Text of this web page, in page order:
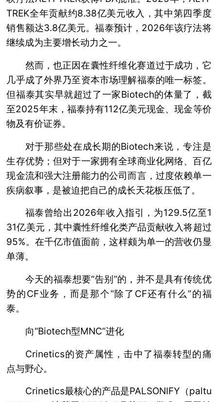
TREK全年贡献约8.38亿美元收入，其中第四季度
销售额达3.8亿美元。福泰预计，2026年该疗法将
继续成为主要增长动力之一。
然而，也正因在囊性纤维化赛道过于成功，它
几乎成了外界乃至资本市场理解福泰的唯一标签。
但福泰其实早就超过了一家Biotech的体量了，截
至2025年末，福泰持有112亿美元现金、现金等价
物及有价证券。
对于那些处在成长期的Biotech来说，专注是
生存优势；但对于一家拥有全球商业化网络、百亿
现金流和强大注册能力的公司而言，过度依赖单一
疾病叙事，是被迫把自己的成长天花板压低了。
福泰曾给出2026年收入指引，为129.5亿至1
31亿美元，其中囊性纤维化类产品贡献收入将超过
95%。在千亿市值面前，这样颇为单一的营收仍显
单薄。
今天的福泰想要“告别”的，并不是具有传统优
势的CF业务，而是那个“除了CF还有什么”的福
泰。
向“Biotech型MNC”进化
Crinetics的资产属性，击中了福泰转型的痛
点与野心。
Crinetics最核心的产品是PALSONIFY（paltu